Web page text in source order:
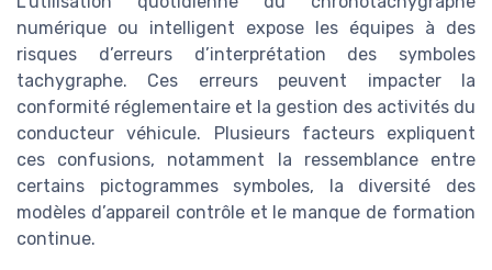
numérique ou intelligent expose les équipes à des
risques d’erreurs d’interprétation des symboles
tachygraphe. Ces erreurs peuvent impacter la
conformité réglementaire et la gestion des activités du
conducteur véhicule. Plusieurs facteurs expliquent
ces confusions, notamment la ressemblance entre
certains pictogrammes symboles, la diversité des
modèles d’appareil contrôle et le manque de formation
continue.